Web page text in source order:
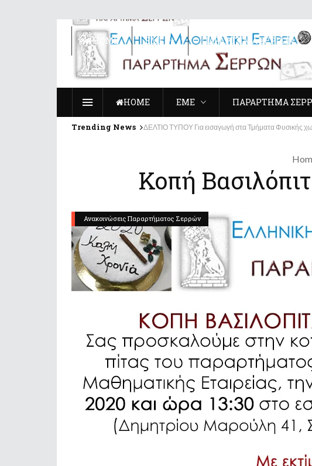
ΗΟΜΕ ΕΜΕ ΠΑΡΑΡΤΗΜΑ
ΗΟΜΕ ΕΜΕ ΠΑΡΑΡΤΗΜΑ ΣΕΡΡΩΝ
Trending News ΔΕΛΤΙΟ ΤΥΠΟΥ Για εισαγωγή στα Τμήματα Φυσικής
Κοπή
Ανακοινώσεις Παραρτήματος Σερρών